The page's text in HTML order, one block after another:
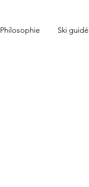
Philosophie Ski guidé